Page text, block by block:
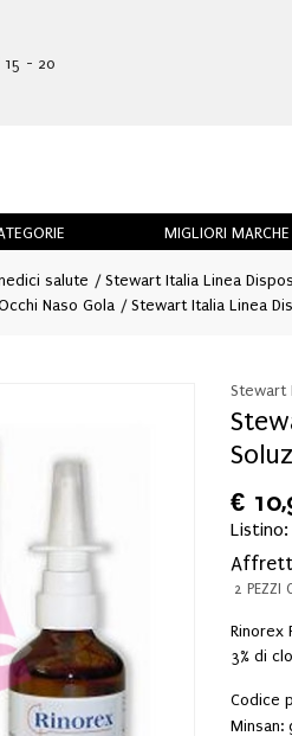
- 20
MIGLIORI MARCHE
salute
Stewart Italia Linea
Naso Gola Stewart Italia Linea
Stewart
€
2 PEZZI
Rinorex
3% di
Codice
Minsan: